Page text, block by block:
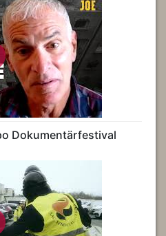
Dokumentärfestival